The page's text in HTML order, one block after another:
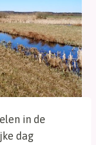
in de
dag